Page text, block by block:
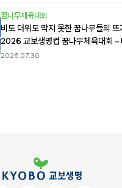
꿈나무체육대회
비도 더위도 막지 못한 꿈나무들의
2026 교보생명컵 꿈나무체육대회 –
2026.07.30